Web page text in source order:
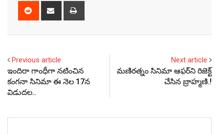
Reddit
Share
Previous article
ఇందిరా గాంధీగా నటించిన
కంగనా సినిమా ఈ నెల 17న
విడుదల..
Next article
మణిరత్నం సినిమా ఆఫర్‌ని రిజెక్ట్
చేసిన బ్రాహ్మణి.!